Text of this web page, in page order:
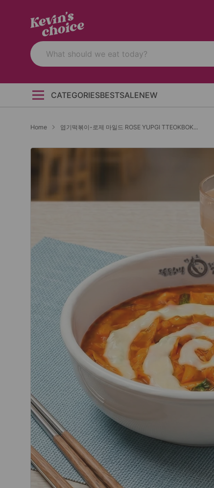
CATEGORIESBESTSALENEW
Home 엽기떡볶이-로제 마일드 ROSE YUPGI TTEOKBOK...